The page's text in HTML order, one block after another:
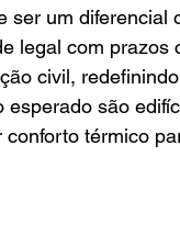
ser um diferencial
legal com prazos
civil,
esperado são
térmico